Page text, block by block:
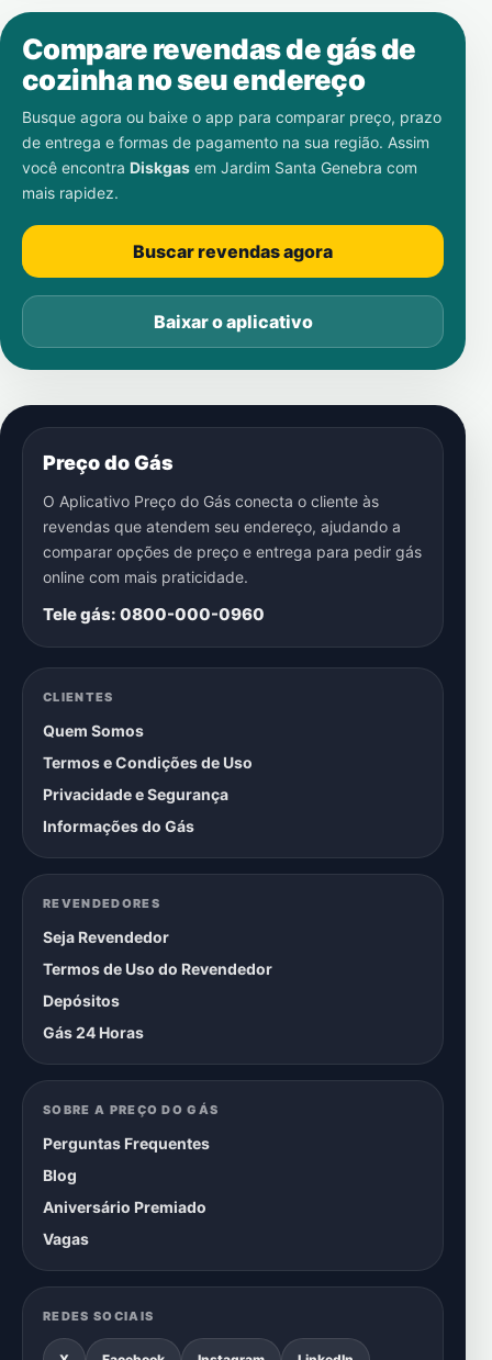
Compare revendas de gás de
cozinha no seu endereço
Busque agora ou baixe o app para comparar preço, prazo
de entrega e formas de pagamento na sua região. Assim
você encontra Diskgas em Jardim Santa Genebra com
mais rapidez.
Buscar revendas agora
Baixar o aplicativo
Preço do Gás
O Aplicativo Preço do Gás conecta o cliente às
revendas que atendem seu endereço, ajudando a
comparar opções de preço e entrega para pedir gás
online com mais praticidade.
Tele gás: 0800-000-0960
CLIENTES
Quem Somos
Termos e Condições de Uso
Privacidade e Segurança
Informações do Gás
REVENDEDORES
Seja Revendedor
Termos de Uso do Revendedor
Depósitos
Gás 24 Horas
SOBRE A PREÇO DO GÁS
Perguntas Frequentes
Blog
Aniversário Premiado
Vagas
REDES SOCIAIS